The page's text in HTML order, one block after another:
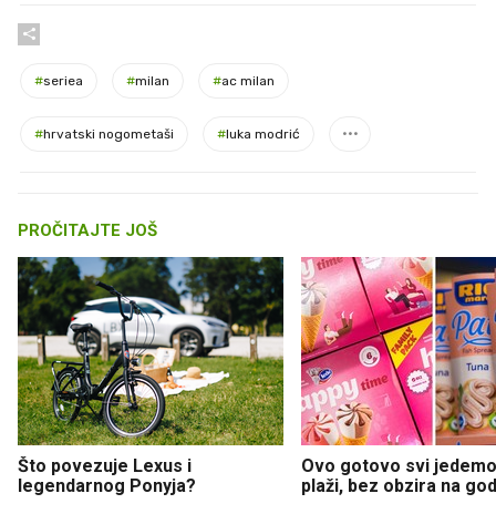
#seriea #milan #ac milan
#hrvatski nogometaši #luka modrić
PROČITAJTE JOŠ
Što povezuje Lexus i
legendarnog Ponyja?
Ovo gotovo svi
plaži, bez obzira na